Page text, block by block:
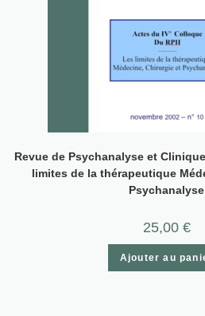
Revue de Psychanalyse et
limites de la thérapeutique
Psychanalyse
25,00 €
Ajouter au